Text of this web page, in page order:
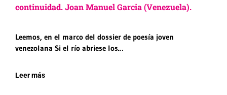
continuidad. Joan Manuel Garcia (Venezuela).
Leemos, en el marco del dossier de poesía joven
venezolana Si el río abriese los…
Leer más